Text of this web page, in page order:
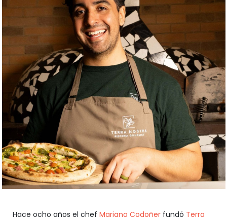
Hace ocho años el chef Mariano Codoñer fundó Terra